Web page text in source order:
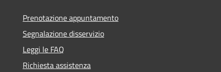
Prenotazione appuntamento
Segnalazione disservizio
Leggi le FAQ
Richiesta assistenza